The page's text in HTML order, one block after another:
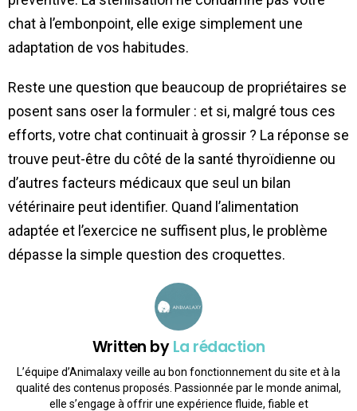
chat à l’embonpoint, elle exige simplement une
adaptation de vos habitudes.
Reste une question que beaucoup de propriétaires se
posent sans oser la formuler : et si, malgré tous ces
efforts, votre chat continuait à grossir ? La réponse se
trouve peut-être du côté de la santé thyroïdienne ou
d’autres facteurs médicaux que seul un bilan
vétérinaire peut identifier. Quand l’alimentation
adaptée et l’exercice ne suffisent plus, le problème
dépasse la simple question des croquettes.
Written byLa rédaction
L’équipe d’Animalaxy veille au bon fonctionnement du site et à la
qualité des contenus proposés. Passionnée par le monde animal,
elle s’engage à offrir une expérience fluide, fiable et